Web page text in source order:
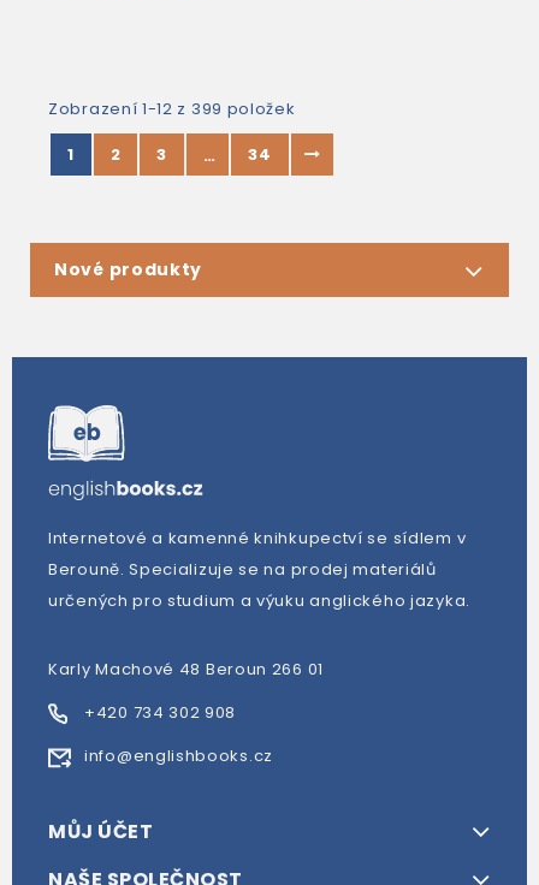
Zobrazení 1-12 z 399 položek
1
2 3 … 34
Nové produkty
Internetové a kamenné knihkupectví se sídlem v
Berouně. Specializuje se na prodej materiálů
určených pro studium a výuku anglického jazyka.
Karly Machové 48 Beroun 266 01
+420 734 302 908
info@englishbooks.cz
MŮJ ÚČET